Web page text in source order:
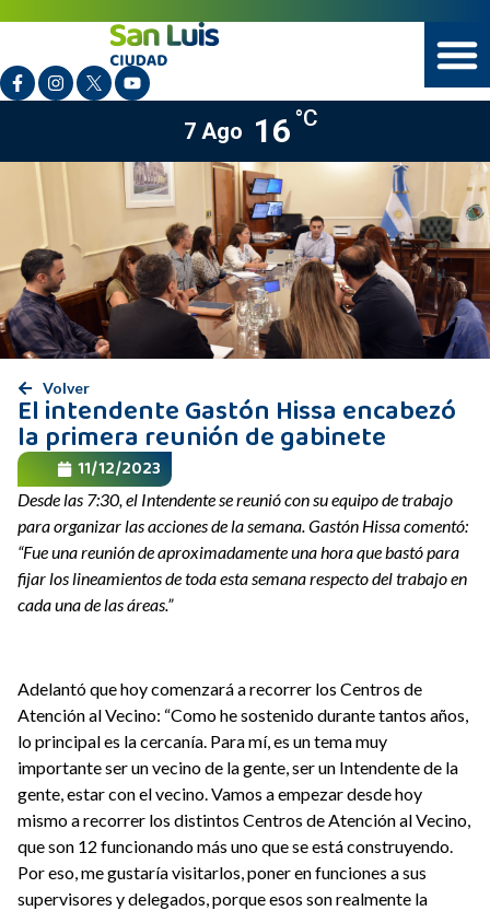
7 Ago 16 °C
Volver
El intendente Gastón Hissa encabezó
la primera reunión de gabinete
11/12/2023
Desde las 7:30, el Intendente se reunió con su equipo de trabajo
para organizar las acciones de la semana. Gastón Hissa comentó:
“Fue una reunión de aproximadamente una hora que bastó para
fijar los lineamientos de toda esta semana respecto del trabajo en
cada una de las áreas.”
Adelantó que hoy comenzará a recorrer los Centros de
Atención al Vecino: “Como he sostenido durante tantos años,
lo principal es la cercanía. Para mí, es un tema muy
importante ser un vecino de la gente, ser un Intendente de la
gente, estar con el vecino. Vamos a empezar desde hoy
mismo a recorrer los distintos Centros de Atención al Vecino,
que son 12 funcionando más uno que se está construyendo.
Por eso, me gustaría visitarlos, poner en funciones a sus
supervisores y delegados, porque esos son realmente la